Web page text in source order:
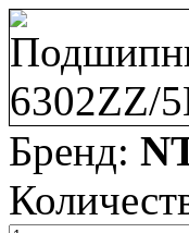
Бренд: